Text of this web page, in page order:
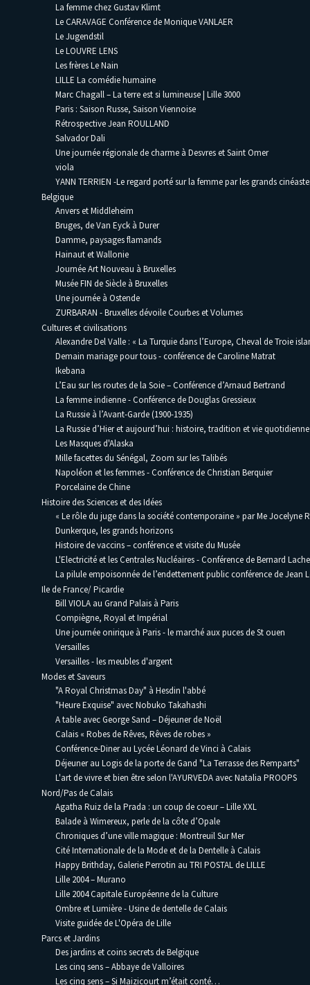
La femme chez Gustav Klimt
Le CARAVAGE Conférence de Monique VANLAER
Le Jugendstil
Le LOUVRE LENS
Les frères Le Nain
LILLE La comédie humaine
Marc Chagall – La terre est si lumineuse | Lille 3000
Paris : Saison Russe, Saison Viennoise
Rétrospective Jean ROULLAND
Salvador Dali
Une journée régionale de charme à Desvres et Saint Omer
viola
YANN TERRIEN -Le regard porté sur la femme par les grands
Belgique
Anvers et Middleheim
Bruges, de Van Eyck à Durer
Damme, paysages flamands
Hainaut et Wallonie
Journée Art Nouveau à Bruxelles
Musée FIN de Siècle à Bruxelles
Une journée à Ostende
ZURBARAN - Bruxelles dévoile Courbes et Volumes
Cultures et civilisations
Alexandre Del Valle : « La Turquie dans l’Europe, Cheval de Troie
Demain mariage pour tous - conférence de Caroline Matrat
Ikebana
L’Eau sur les routes de la Soie – Conférence d’Arnaud Bertrand
La femme indienne - Conférence de Douglas Gressieux
La Russie à l’Avant-Garde (1900-1935)
La Russie d’Hier et aujourd’hui : histoire, tradition et vie quotidienne
Les Masques d'Alaska
Mille facettes du Sénégal, Zoom sur les Talibés
Napoléon et les femmes - Conférence de Christian Berquier
Porcelaine de Chine
Histoire des Sciences et des Idées
« Le rôle du juge dans la société contemporaine » par Me Jocelyne
Dunkerque, les grands horizons
Histoire de vaccins – conférence et visite du Musée
L'Electricité et les Centrales Nucléaires - Conférence de Bernard
La pilule empoisonnée de l’endettement public conférence de Jean
Ile de France/ Picardie
Bill VIOLA au Grand Palais à Paris
Compiègne, Royal et Impérial
Une journée onirique à Paris - le marché aux puces de St ouen
Versailles
Versailles - les meubles d'argent
Modes et Saveurs
"A Royal Christmas Day" à Hesdin l'abbé
"Heure Exquise" avec Nobuko Takahashi
A table avec George Sand – Déjeuner de Noël
Calais « Robes de Rêves, Rêves de robes »
Conférence-Diner au Lycée Léonard de Vinci à Calais
Déjeuner au Logis de la porte de Gand "La Terrasse des Remparts"
L'art de vivre et bien être selon l'AYURVEDA avec Natalia PROOPS
Nord/Pas de Calais
Agatha Ruiz de la Prada : un coup de coeur – Lille XXL
Balade à Wimereux, perle de la côte d’Opale
Chroniques d’une ville magique : Montreuil Sur Mer
Cité Internationale de la Mode et de la Dentelle à Calais
Happy Brithday, Galerie Perrotin au TRI POSTAL de LILLE
Lille 2004 – Murano
Lille 2004 Capitale Européenne de la Culture
Ombre et Lumière - Usine de dentelle de Calais
Visite guidée de L'Opéra de Lille
Parcs et Jardins
Des jardins et coins secrets de Belgique
Les cinq sens – Abbaye de Valloires
Les cinq sens – Si Maizicourt m’était conté…